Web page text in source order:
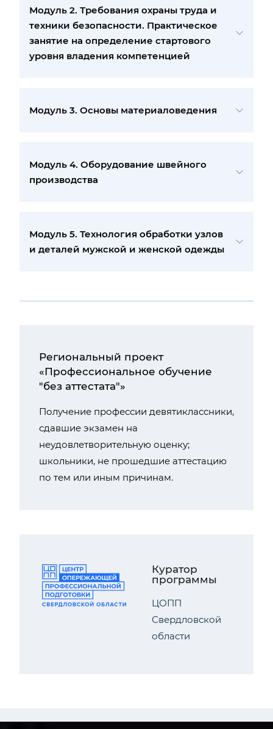
Модуль 2. Требования охраны труда и
техники безопасности. Практическое
занятие на определение стартового
уровня владения компетенцией
Модуль 3. Основы материаловедения
Модуль 4. Оборудование швейного
производства
Модуль 5. Технология обработки узлов
и деталей мужской и женской одежды
Региональный проект
«Профессиональное обучение
"без аттестата"»
Получение профессии девятиклассники,
сдавшие экзамен на
неудовлетворительную оценку;
школьники, не прошедшие аттестацию
по тем или иным причинам.
Куратор
программы
ЦОПП
Свердловской
области